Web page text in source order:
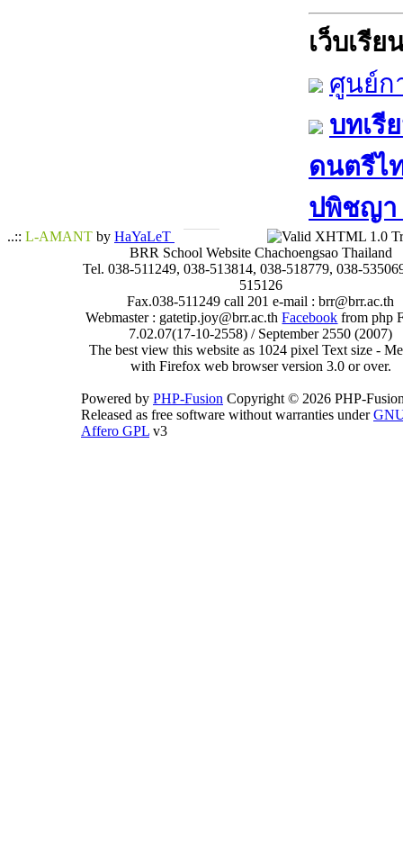
เว็บเรีย
ศูนย์ก
บทเรี
ดนตรีไ
ปพิชญา​
..:: L-AMANT by HaYaLeT
BRR School Website Chachoengsao Thailand
Tel. 038-511249, 038-513814, 038-518779, 038-
515126
Fax.038-511249 call 201 e-mail : brr@brr.ac.th
Webmaster : gatetip.joy@brr.ac.thFacebook from php
7.02.07(17-10-2558) / September 2550 (2007)
The best view this website as 1024 pixel Text size -
with Firefox web browser version 3.0 or over.
Powered by PHP-Fusion Copyright © 2026 PHP-
Released as free software without warranties under
Affero GPL v3